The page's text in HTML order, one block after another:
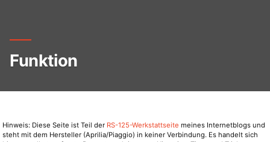
Funktion
Hinweis: Diese Seite ist Teil der RS-125-Werkstattseite meines Internetblogs und
steht mit dem Hersteller (Aprilia/Piaggio) in keiner Verbindung. Es handelt sich